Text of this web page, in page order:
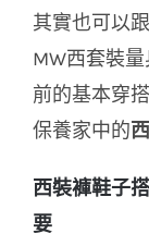
其實也可以
MW西套裝
前的基本穿
保養家中的
西裝褲鞋子
要